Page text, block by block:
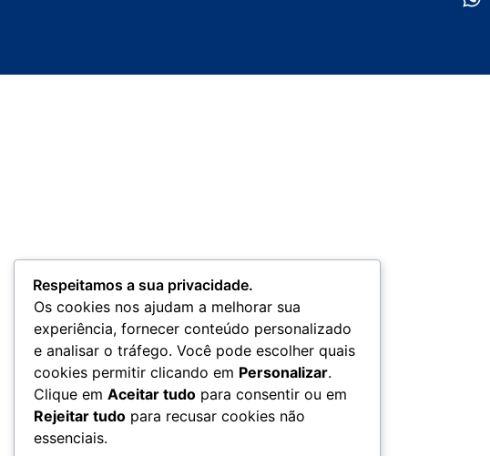
Respeitamos a sua privacidade.
Os cookies nos ajudam a melhorar sua
experiência, fornecer conteúdo personalizado
e analisar o tráfego. Você pode escolher quais
cookies permitir clicando em Personalizar.
Clique em Aceitar tudo para consentir ou em
Rejeitar tudo para recusar cookies não
essenciais.